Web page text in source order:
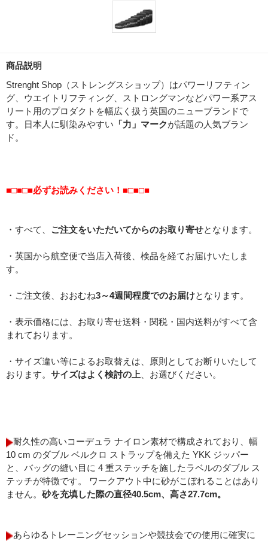
商品説明
Strenght Shop（ストレングスショップ）はパワーリフティン
グ、ウエイトリフティング、ストロングマンなどパワー系アス
リート用のプロダクトを幅広く扱う英国のニューブランドで
す。日本人に馴染みやすい 「力」マークが話題の人気ブラン
ド。
■□■□■必ずお読みください！■□■□■
・すべて、 ご注文をいただいてからのお取り寄せとなります。
・英国から航空便で当店入荷後、検品を経てお届けいたしま
す。
・ご注文後、おおむね3～4週間程度でのお届けとなります。
・表示価格には、お取り寄せ送料・関税・国内送料がすべて含
まれております。
・サイズ違い等によるお取替えは、原則としてお断りいたして
おります。 サイズはよく検討の上 、お選びください。
耐久性の高いコーデュラ ナイロン素材で構成されており、幅
10 cm のダブル ベルクロ ストラップを備えた YKK ジッパー
と、バッグの縫い目に 4 重ステッチを施したラベルのダブル ス
テッチが特徴です。 ワークアウト中に砂がこぼれることはあり
ません。 砂を充填した際の直径40.5cm、高さ27.7cm。
あらゆるトレーニングセッションや競技会での使用に確実に